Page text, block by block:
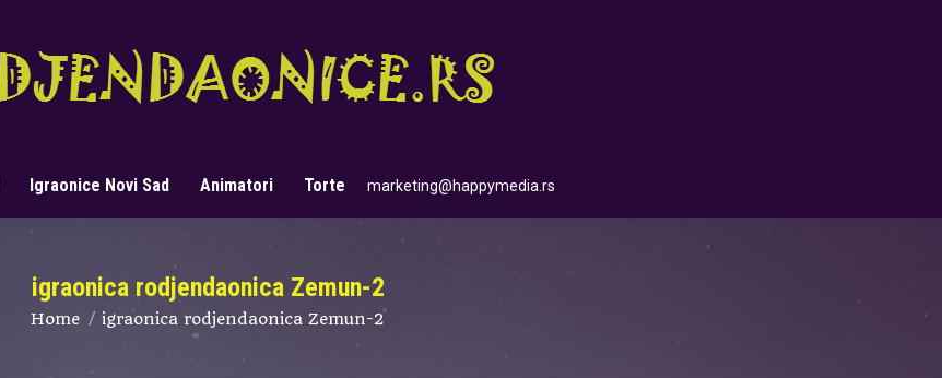
Igraonice Novi Sad Animatori Torte marketing@happymedia.rs
igraonica rodjendaonica Zemun-2
You are here:
Home igraonica rodjendaonica Zemun-2